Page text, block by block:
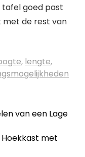
goed past
met de rest van
, lengte,
van een Lage
met